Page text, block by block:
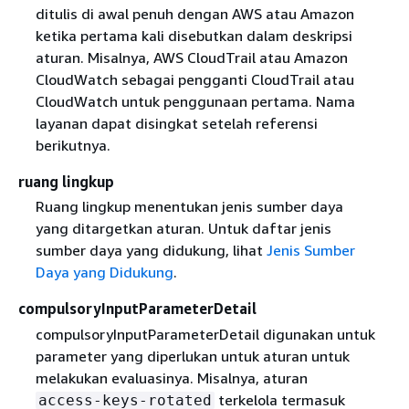
ditulis di awal penuh dengan AWS atau Amazon
ketika pertama kali disebutkan dalam deskripsi
aturan. Misalnya, AWS CloudTrail atau Amazon
CloudWatch sebagai pengganti CloudTrail atau
CloudWatch untuk penggunaan pertama. Nama
layanan dapat disingkat setelah referensi
berikutnya.
ruang lingkup
Ruang lingkup menentukan jenis sumber daya
yang ditargetkan aturan. Untuk daftar jenis
sumber daya yang didukung, lihat Jenis Sumber
Daya yang Didukung.
compulsoryInputParameterDetail
compulsoryInputParameterDetail digunakan untuk
parameter yang diperlukan untuk aturan untuk
melakukan evaluasinya. Misalnya, aturan
access-keys-rotated terkelola termasuk